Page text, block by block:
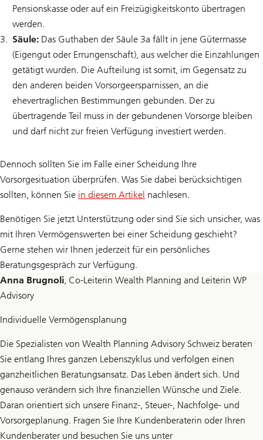
Pensionskasse oder auf ein Freizügigkeitskonto übertragen
werden.
Säule: Das Guthaben der Säule 3a fällt in jene Gütermasse
(Eigengut oder Errungenschaft), aus welcher die Einzahlungen
getätigt wurden. Die Aufteilung ist somit, im Gegensatz zu
den anderen beiden Vorsorgeersparnissen, an die
ehevertraglichen Bestimmungen gebunden. Der zu
übertragende Teil muss in der gebundenen Vorsorge bleiben
und darf nicht zur freien Verfügung investiert werden.
Dennoch sollten Sie im Falle einer Scheidung Ihre
Vorsorgesituation überprüfen. Was Sie dabei berücksichtigen
sollten, können Sie in diesem Artikel nachlesen.
Benötigen Sie jetzt Unterstützung oder sind Sie sich unsicher, was
mit Ihren Vermögenswerten bei einer Scheidung geschieht?
Gerne stehen wir Ihnen jederzeit für ein persönliches
Beratungsgespräch zur Verfügung.
Anna Brugnoli, Co-Leiterin Wealth Planning and Leiterin WP
Advisory
Individuelle Vermögensplanung
Die Spezialisten von Wealth Planning Advisory Schweiz beraten
Sie entlang Ihres ganzen Lebenszyklus und verfolgen einen
ganzheitlichen Beratungsansatz. Das Leben ändert sich. Und
genauso verändern sich Ihre finanziellen Wünsche und Ziele.
Daran orientiert sich unsere Finanz-, Steuer-, Nachfolge- und
Vorsorgeplanung. Fragen Sie Ihre Kundenberaterin oder Ihren
Kundenberater und besuchen Sie uns unter